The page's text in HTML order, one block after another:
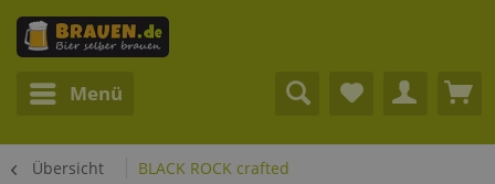
Menü
Übersicht BLACK ROCK crafted